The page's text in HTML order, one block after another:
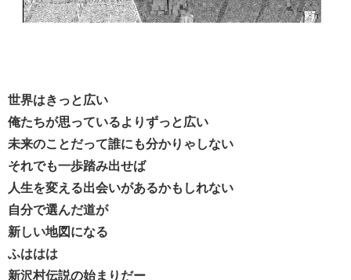
世界はきっと広い
俺たちが思っているよりずっと広い
未来のことだって誰にも分かりゃしない
それでも一歩踏み出せば
人生を変える出会いがあるかもしれない
自分で選んだ道が
新しい地図になる
ふははは
新沢村伝説の始まりだー